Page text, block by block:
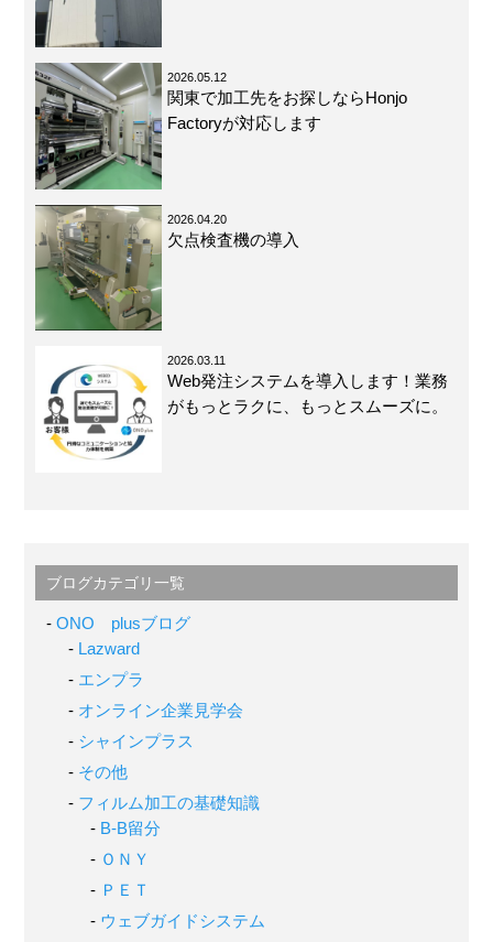
2026.05.12
関東で加工先をお探しならHonjo
Factoryが対応します
2026.04.20
欠点検査機の導入
2026.03.11
Web発注システムを導入します！業務
がもっとラクに、もっとスムーズに。
ブログカテゴリ一覧
ONO plusブログ
Lazward
エンプラ
オンライン企業見学会
シャインプラス
その他
フィルム加工の基礎知識
B-B留分
ＯＮＹ
ＰＥＴ
ウェブガイドシステム